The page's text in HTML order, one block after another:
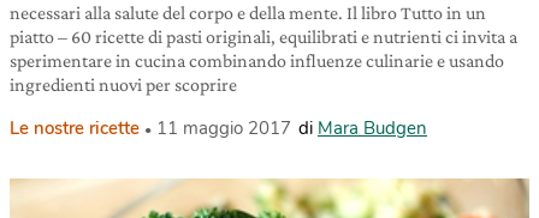
necessari alla salute del corpo e della mente. Il libro Tutto in un
piatto – 60 ricette di pasti originali, equilibrati e nutrienti ci invita a
sperimentare in cucina combinando influenze culinarie e usando
ingredienti nuovi per scoprire
Le nostre ricette 11 maggio 2017 di Mara Budgen